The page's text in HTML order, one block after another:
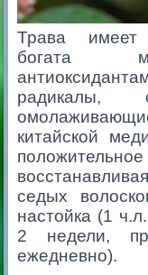
Трава
богата
радикалы,
китайской
седых
настойка (1
2 недели,
ежедневно).